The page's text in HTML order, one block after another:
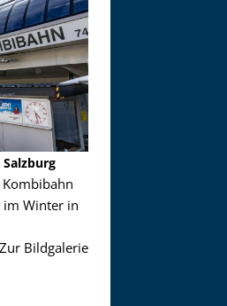
im Winter in
Zur Bildgaleriemajestätisch...